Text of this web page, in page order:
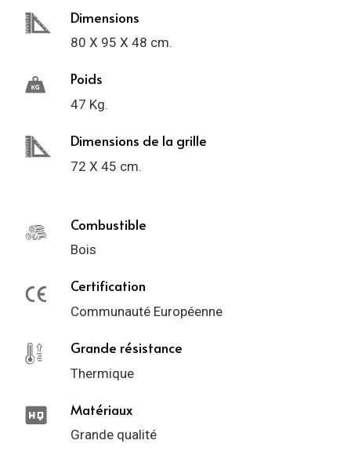
Dimensions
80 X 95 X 48 cm.
Poids
47 Kg.
Dimensions de la grille
72 X 45 cm.
Combustible
Bois
Certification
Communauté Européenne
Grande résistance
Thermique
Matériaux
Grande qualité